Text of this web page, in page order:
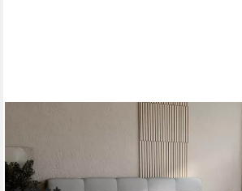
Polsterbett Wolkenbett modern und
LARAS (TOPSELLER Stauraumbett MADE
Bettkasten und Lattenrost